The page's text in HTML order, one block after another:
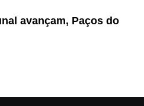
avançam, Paços do